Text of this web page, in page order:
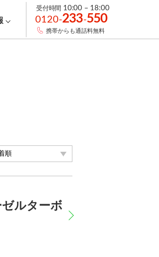
受付時間 10:00 – 18:00
0120-233-550
携帯からも通話料無料
ルターボ